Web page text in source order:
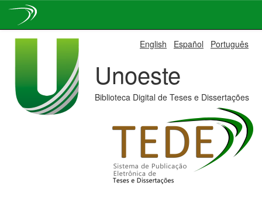
English Español Português
Unoeste
Biblioteca Digital de Teses e Dissertações